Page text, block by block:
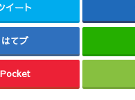
イート
はてブ
Pocket